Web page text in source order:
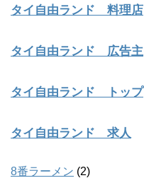
タイ自由ランド 料理店
タイ自由ランド 広告主
タイ自由ランド トップ
タイ自由ランド 求人
8番ラーメン (2)